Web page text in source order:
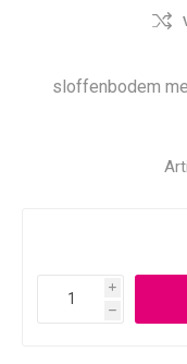
sloffenbodem
i
h